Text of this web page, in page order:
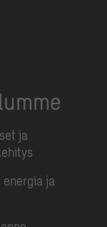
ja
energia ja